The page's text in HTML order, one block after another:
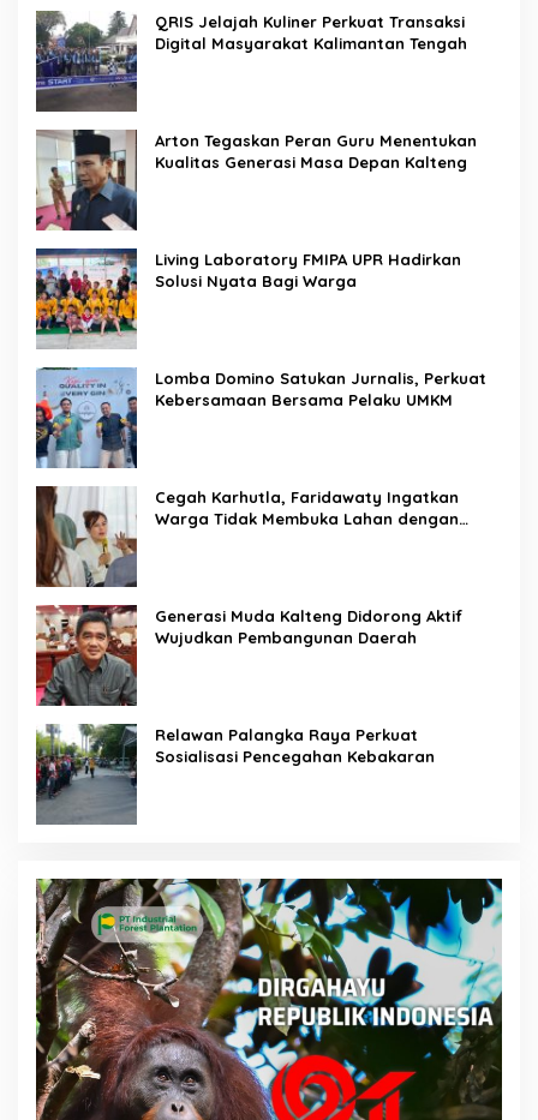
QRIS Jelajah Kuliner Perkuat Transaksi
Digital Masyarakat Kalimantan Tengah
Arton Tegaskan Peran Guru Menentukan
Kualitas Generasi Masa Depan Kalteng
Living Laboratory FMIPA UPR Hadirkan
Solusi Nyata Bagi Warga
Lomba Domino Satukan Jurnalis, Perkuat
Kebersamaan Bersama Pelaku UMKM
Cegah Karhutla, Faridawaty Ingatkan
Warga Tidak Membuka Lahan dengan
Generasi Muda Kalteng Didorong Aktif
Wujudkan Pembangunan Daerah
Relawan Palangka Raya Perkuat
Sosialisasi Pencegahan Kebakaran